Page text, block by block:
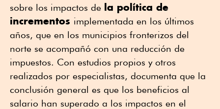
sobre los impactos de la política de
incrementos implementada en los últimos
años, que en los municipios fronterizos del
norte se acompañó con una reducción de
impuestos. Con estudios propios y otros
realizados por especialistas, documenta que la
conclusión general es que los beneficios al
salario han superado a los impactos en el